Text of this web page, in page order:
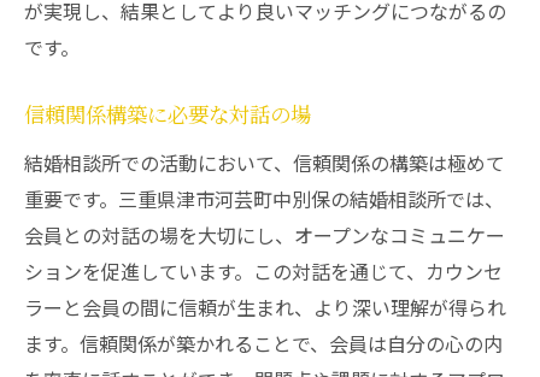
が実現し、結果としてより良いマッチングにつながるの
です。
信頼関係構築に必要な対話の場
結婚相談所での活動において、信頼関係の構築は極めて
重要です。三重県津市河芸町中別保の結婚相談所では、
会員との対話の場を大切にし、オープンなコミュニケー
ションを促進しています。この対話を通じて、カウンセ
ラーと会員の間に信頼が生まれ、より深い理解が得られ
ます。信頼関係が築かれることで、会員は自分の心の内